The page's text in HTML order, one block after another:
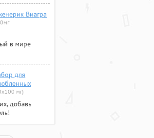
Виагра
в мире
для
мг)
добавь